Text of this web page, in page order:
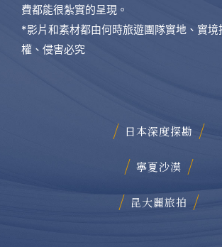
費都能很紮實的呈現。
*影片和素材都由何時旅遊團隊實地、實境
權、侵害必究
日本深度探勘
寧夏沙漠
昆大麗旅拍